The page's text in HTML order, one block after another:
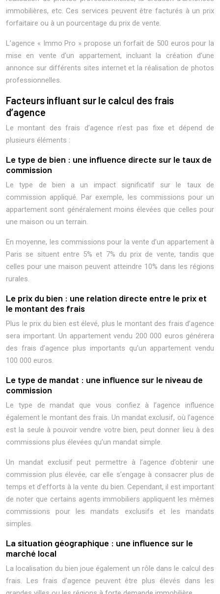
immobilières, etc. Ces services peuvent être facturés à un prix
forfaitaire ou à un pourcentage du prix de vente.
L’agence « Immo Pro » propose un forfait de 500 euros pour la
mise en vente d’un appartement, incluant la création d’une
annonce sur différents sites internet et la réalisation de photos
professionnelles.
Facteurs influant sur le calcul des frais
d’agence
Le montant des frais d’agence n’est pas fixe et dépend de
plusieurs éléments :
Le type de bien : une influence directe sur le taux de
commission
Le type de bien a un impact significatif sur le taux de
commission appliqué. Par exemple, les commissions pour un
appartement sont généralement moins élevées que celles pour
une maison ou un terrain.
En moyenne, les commissions pour la vente d’un appartement à
Paris se situent entre 5% et 7% du prix de vente, tandis que
celles pour une maison peuvent atteindre 10% dans les régions
rurales.
Le prix du bien : une relation directe entre le prix et
le montant des frais
Plus le prix du bien est élevé, plus le montant des frais d’agence
sera important. Un appartement vendu 200 000 euros générera
des frais d’agence plus importants qu’un appartement vendu
100 000 euros.
Le type de mandat : une influence sur le niveau de
commission
Le type de mandat que vous confiez à l’agence influence
également le montant des frais. Un mandat exclusif, où l’agence
est la seule à pouvoir vendre votre bien, peut donner lieu à des
commissions plus élevées qu’un mandat simple.
Un mandat exclusif peut permettre à l’agence d’obtenir une
commission plus élevée, car elle s’engage à consacrer plus de
temps et d’efforts à la vente du bien. Cependant, il est important
de noter que certains agents immobiliers appliquent les mêmes
commissions pour les mandats exclusifs et les mandats
simples.
La situation géographique : une influence sur le
marché local
La localisation du bien joue également un rôle dans le calcul des
frais. Les frais d’agence peuvent être plus élevés dans les